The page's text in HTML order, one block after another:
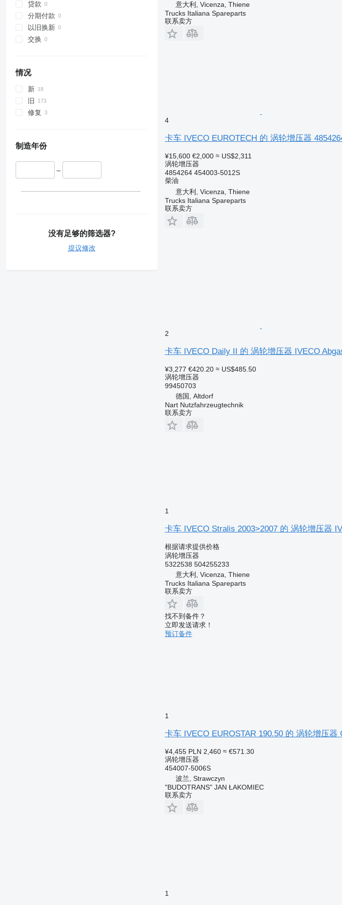
贷款
分期付款
以旧换新
交换
情况
新
旧
修复
制造年份
–
没有足够的筛选器?
提议修改
意大利, Vicenza, Thiene
Trucks Italiana Spareparts
联系卖方
4
卡车 IVECO EUROTECH 的 涡轮增压器
¥15,600 €2,000 ≈ US$2,311
涡轮增压器
4854264 454003-5012S
柴油
意大利, Vicenza, Thiene
Trucks Italiana Spareparts
联系卖方
2
卡车 IVECO Daily II 的 涡轮增压器 IVECO
¥3,277 €420.20 ≈ US$485.50
涡轮增压器
99450703
德国, Altdorf
Nart Nutzfahrzeugtechnik
联系卖方
1
卡车 IVECO Stralis 2003>2007 的 涡轮增压器
根据请求提供价格
涡轮增压器
5322538 504255233
意大利, Vicenza, Thiene
Trucks Italiana Spareparts
联系卖方
找不到备件？
立即发送请求！
预订备件
1
卡车 IVECO EUROSTAR 190.50 的 涡轮增压器
¥4,455 PLN 2,460 ≈ €571.30
涡轮增压器
454007-5006S
波兰, Strawczyn
"BUDOTRANS" JAN ŁAKOMIEC
联系卖方
1